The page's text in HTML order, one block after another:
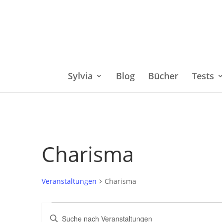
Sylvia Blog Bücher Tests
Charisma
Veranstaltungen Charisma
Veranstaltungen
Bitte